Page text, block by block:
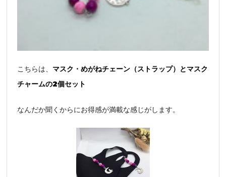
こちらは、 マスク・めがねチェーン（ストラップ）とマスク
チャームの2個セット
なんだか聞くからにお得感が満載な感じがします。